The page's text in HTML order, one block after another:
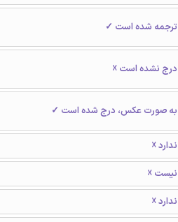
ترجمه شده است ✓
درج نشده است ☓
به صورت عکس، درج شده است ✓
ندارد ☓
نیست ☓
ندارد ☓